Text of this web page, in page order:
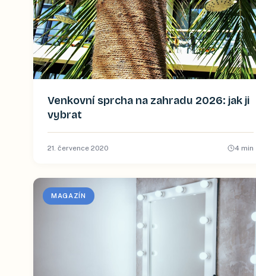
Venkovní sprcha na zahradu 2026: jak ji
vybrat
21. července 2020 4min
MAGAZÍN